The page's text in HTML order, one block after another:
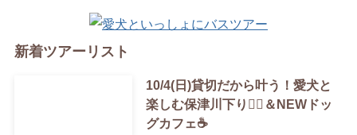
新着ツアーリスト
10/4(日)貸切だから叶う！愛犬と
楽しむ保津川下り🚣‍♀️＆NEWドッ
グカフェ☕️